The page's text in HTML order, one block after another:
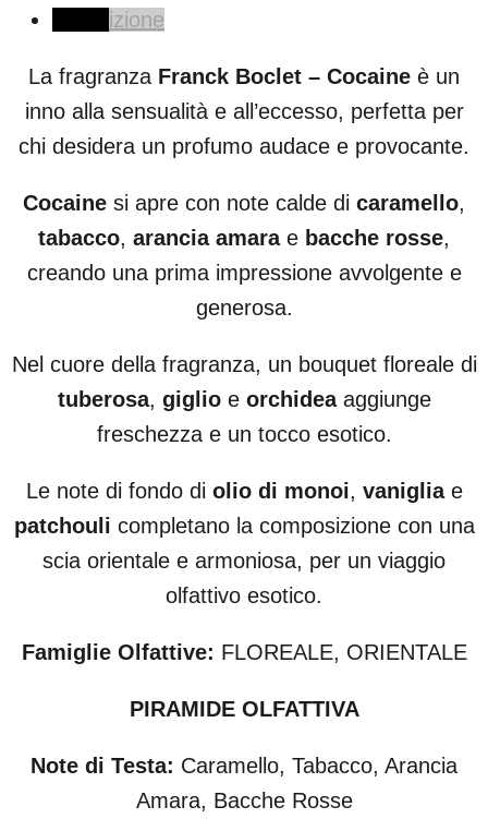
Descrizione
La fragranza Franck Boclet – Cocaine è un
inno alla sensualità e all’eccesso, perfetta per
chi desidera un profumo audace e provocante.
Cocaine si apre con note calde di caramello,
tabacco, arancia amarae bacche rosse,
creando una prima impressione avvolgente e
generosa.
Nel cuore della fragranza, un bouquet floreale di
tuberosa, giglioe orchideaaggiunge
freschezza e un tocco esotico.
Le note di fondo di olio di monoi, vanigliae
patchouli completano la composizione con una
scia orientale e armoniosa, per un viaggio
olfattivo esotico.
Famiglie Olfattive: FLOREALE, ORIENTALE
PIRAMIDE OLFATTIVA
Note di Testa: Caramello, Tabacco, Arancia
Amara, Bacche Rosse